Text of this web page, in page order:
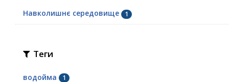
Навколишнє середовище 1
Теги
водойма 1